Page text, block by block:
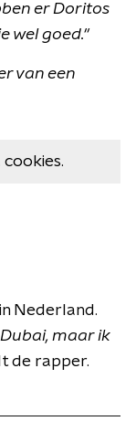
er Doritos
wel goed."
van een
Nederland.
maar ik
de rapper.